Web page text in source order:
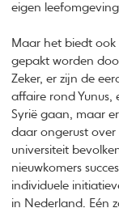
eigen
Maar het biedt ook
gepakt worden
Zeker, er zijn de
affaire rond Yunus,
Syrië gaan, maar
daar ongerust over
universiteit
nieuwkomers
individuele
in Nederland. Eén